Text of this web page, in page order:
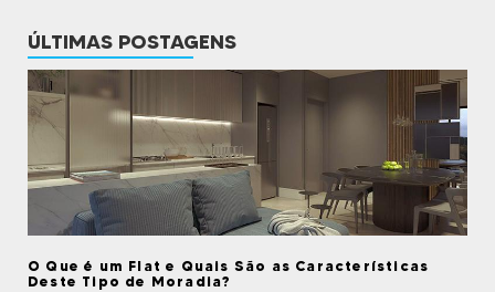
ÚLTIMAS POSTAGENS
O Que é um Flat e Quais São as Características
Deste Tipo de Moradia?